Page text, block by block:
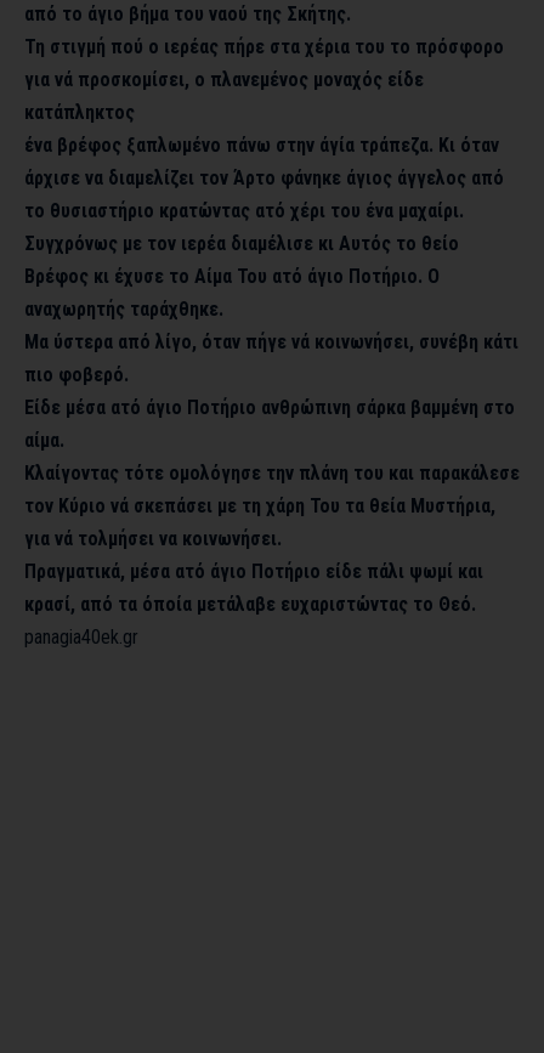
από το άγιο βήμα του ναού της Σκήτης.
Τη στιγμή πού ο ιερέας πήρε στα χέρια του το πρόσφορο
για νά προσκομίσει, ο πλανεμένος μοναχός είδε
κατάπληκτος
ένα βρέφος ξαπλωμένο πάνω στην άγία τράπεζα. Κι όταν
άρχισε να διαμελίζει τον Άρτο φάνηκε άγιος άγγελος από
το θυσιαστήριο κρατώντας ατό χέρι του ένα μαχαίρι.
Συγχρόνως με τον ιερέα διαμέλισε κι Αυτός το θείο
Βρέφος κι έχυσε το Αίμα Του ατό άγιο Ποτήριο. Ο
αναχωρητής ταράχθηκε.
Μα ύστερα από λίγο, όταν πήγε νά κοινωνήσει, συνέβη κάτι
πιο φοβερό.
Είδε μέσα ατό άγιο Ποτήριο ανθρώπινη σάρκα βαμμένη στο
αίμα.
Κλαίγοντας τότε ομολόγησε την πλάνη του και παρακάλεσε
τον Κύριο νά σκεπάσει με τη χάρη Του τα θεία Μυστήρια,
για νά τολμήσει να κοινωνήσει.
Πραγματικά, μέσα ατό άγιο Ποτήριο είδε πάλι ψωμί και
κρασί, από τα όποία μετάλαβε ευχαριστώντας το Θεό.
panagia40ek.gr